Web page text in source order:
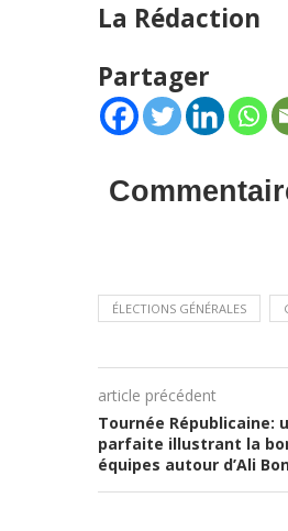
La Rédaction
Partager
ÉLECTIONS GÉNÉRALES
article précédent
Tournée Républicaine:
parfaite illustrant la
équipes autour d’Ali